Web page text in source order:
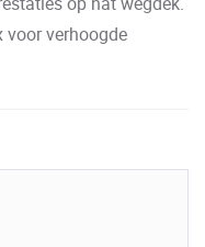
voor verhoogde